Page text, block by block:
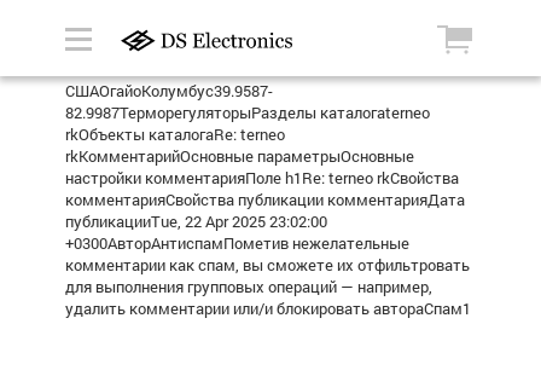
СШАОгайоКолумбус39.9587-
82.9987ТерморегуляторыРазделы каталогаterneo
rkОбъекты каталогаRe: terneo
rkКомментарийОсновные параметрыОсновные
настройки комментарияПоле h1Re: terneo rkСвойства
комментарияСвойства публикации комментарияДата
публикацииTue, 22 Apr 2025 23:02:00
+0300АвторАнтиспамПометив нежелательные
комментарии как спам, вы сможете их отфильтровать
для выполнения групповых операций — например,
удалить комментарии или/и блокировать автораСпам1